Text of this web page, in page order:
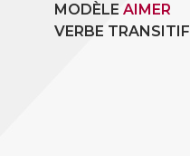
MODÈLE AIMER
VERBE TRANSITIF